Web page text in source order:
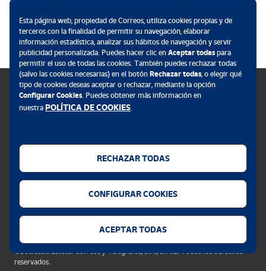
Aviso legal
Alerta seguridad
Accesibilidad
©Sociedad Estatal Correos y Telegrafos, S.A., S.M.E. Todos los derechos
reservados.
Esta página web, propiedad de Correos, utiliza cookies propias y de
terceros con la finalidad de permitir su navegación, elaborar
información estadística, analizar sus hábitos de navegación y servir
publicidad personalizada. Puedes hacer clic en Aceptar todaspara
permitir el uso de todas las cookies. También puedes rechazar todas
(salvo las cookies necesarias) en el botón Rechazar todas, o elegir qué
tipo de cookies deseas aceptar o rechazar, mediante la opción
Configurar Cookies. Puedes obtener más información en
nuestra POLÍTICA DE COOKIES.
RECHAZAR TODAS
CONFIGURAR COOKIES
ACEPTAR TODAS